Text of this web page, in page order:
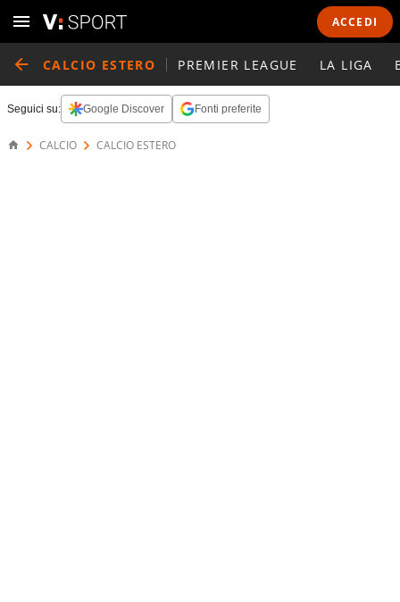
ACCEDI
CALCIO ESTERO PREMIER LEAGUE LA LIGA
Seguici su: Google Discover Fonti preferite
CALCIO CALCIO ESTERO